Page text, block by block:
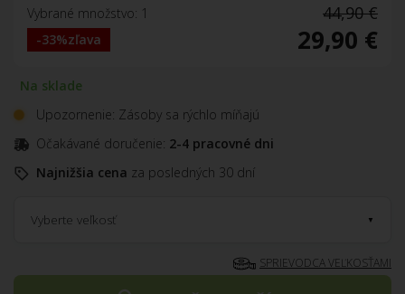
Vybrané množstvo: 1
-33%zľava
44,90 €
29,90 €
Na sklade
Upozornenie: Zásoby sa rýchlo míňajú
Očakávané doručenie: 2-4 pracovné dni
Najnižšia cena za posledných 30 dní
Vyberte veľkosť
SPRIEVODCA VEĽKOSŤAMI